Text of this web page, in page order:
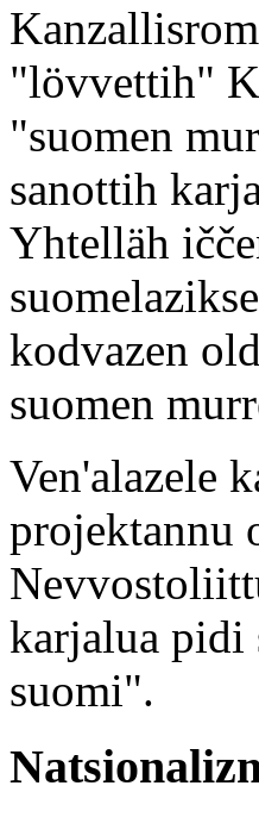
"lövvettih"
"suomen
sanottih
Yhtelläh
kodvazen
suomen
Ven'alazele
projektannu
karjalua pidi
suomi".